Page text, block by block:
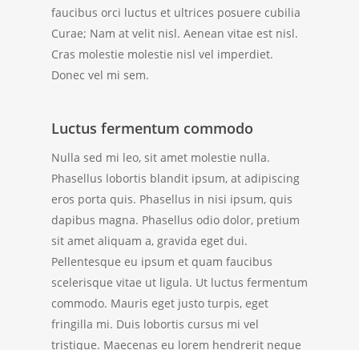
faucibus orci luctus et ultrices posuere cubilia
Curae; Nam at velit nisl. Aenean vitae est nisl.
Cras molestie molestie nisl vel imperdiet.
Donec vel mi sem.
Luctus fermentum commodo
Nulla sed mi leo, sit amet molestie nulla.
Phasellus lobortis blandit ipsum, at adipiscing
eros porta quis. Phasellus in nisi ipsum, quis
dapibus magna. Phasellus odio dolor, pretium
sit amet aliquam a, gravida eget dui.
Pellentesque eu ipsum et quam faucibus
scelerisque vitae ut ligula. Ut luctus fermentum
commodo. Mauris eget justo turpis, eget
fringilla mi. Duis lobortis cursus mi vel
tristique. Maecenas eu lorem hendrerit neque